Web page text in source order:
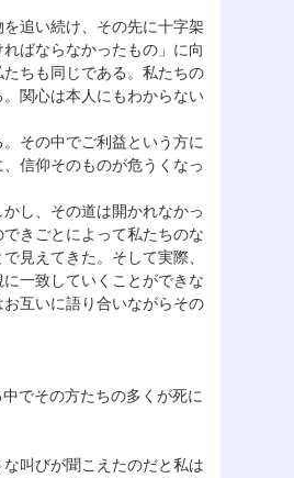
追い続け、その先に十字架
ばならなかったもの」に向
ちも同じである。私たちの
関心は本人にもわからない
その中でご利益という方に
信仰そのものが危うくなっ
し、その道は開かれなかっ
きごとによって私たちのな
見えてきた。そして実際、
一致していくことができな
互いに語り合いながらその
でその方たちの多くが死に
叫びが聞こえたのだと私は